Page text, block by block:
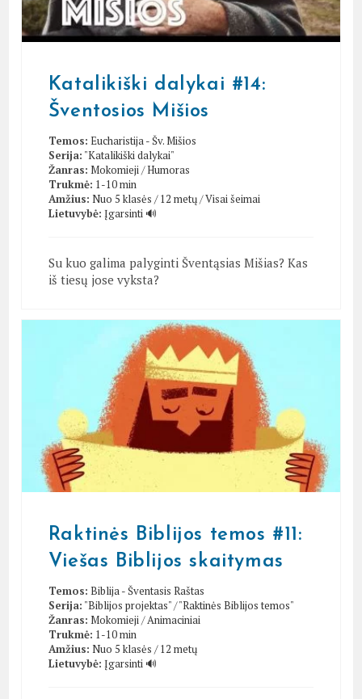
Katalikiški dalykai #14:
Šventosios Mišios
Temos: Eucharistija - Šv. Mišios
Serija: "Katalikiški dalykai"
Žanras: Mokomieji/Humoras
Trukmė: 1-10 min
Amžius: Nuo 5 klasės / 12 metų/Visai šeimai
Lietuvybė: Įgarsinti 🔊
Su kuo galima palyginti Šventąsias Mišias? Kas
iš tiesų jose vyksta?
Raktinės Biblijos temos #11:
Viešas Biblijos skaitymas
Temos: Biblija - Šventasis Raštas
Serija: "Biblijos projektas"/"Raktinės Biblijos temos"
Žanras: Mokomieji/Animaciniai
Trukmė: 1-10 min
Amžius: Nuo 5 klasės / 12 metų
Lietuvybė: Įgarsinti 🔊